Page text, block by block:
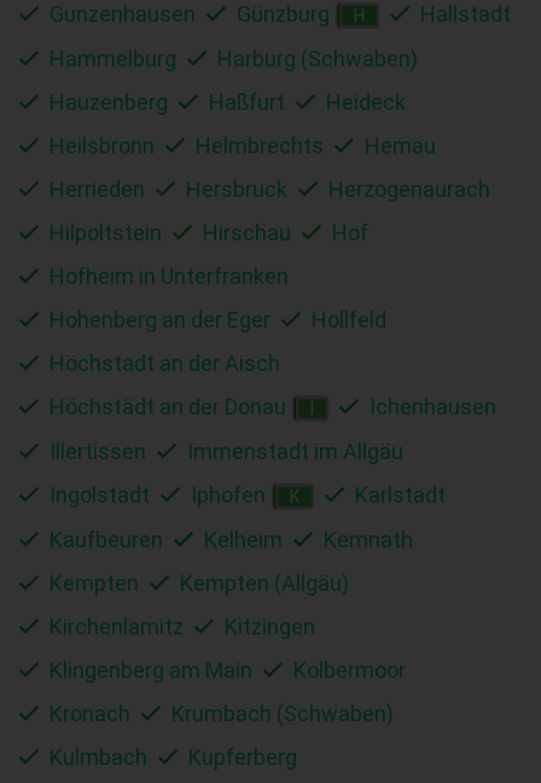
Gunzenhausen Günzburg H
Hallstadt
Hammelburg
Harburg (Schwaben)
Hauzenberg
Haßfurt
Heideck
Heilsbronn
Helmbrechts
Hemau
Herrieden
Hersbruck
Herzogenaurach
Hilpoltstein
Hirschau
Hof
Hofheim in Unterfranken
Hohenberg an der Eger
Hollfeld
Höchstadt an der Aisch
Höchstädt an der Donau
Ichenhausen
Illertissen
Immenstadt im Allgäu
Ingolstadt
Iphofen K
Karlstadt
Kaufbeuren
Kelheim
Kemnath
Kempten
Kempten (Allgäu)
Kirchenlamitz
Kitzingen
Klingenberg am Main
Kolbermoor
Kronach
Krumbach (Schwaben)
Kulmbach
Kupferberg